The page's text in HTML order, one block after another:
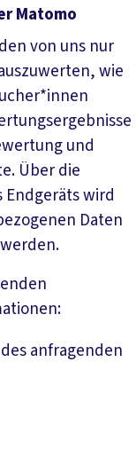
Matomo
von uns nur
wie
und
Über die
Endgeräts wird
Daten
anfragenden